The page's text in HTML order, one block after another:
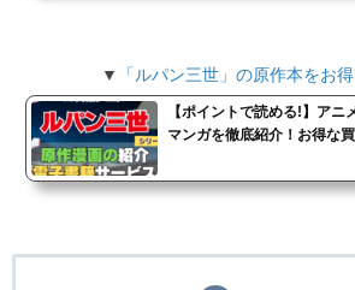
▼ 「ルパン三世」の原作本をお
【ポイントで読める!】アニ
マンガを徹底紹介！お得な